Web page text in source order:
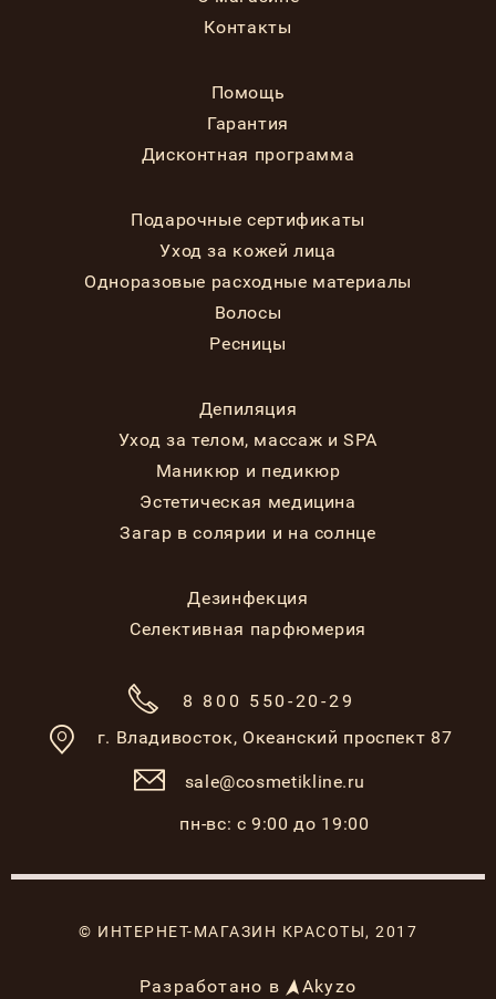
Контакты
Помощь
Гарантия
Дисконтная программа
Подарочные сертификаты
Уход за кожей лица
Одноразовые расходные материалы
Волосы
Ресницы
Депиляция
Уход за телом, массаж и SPA
Маникюр и педикюр
Эстетическая медицина
Загар в солярии и на солнце
Дезинфекция
Селективная парфюмерия
8 800 550-20-29
г. Владивосток, Океанский проспект 87
sale@cosmetikline.ru
пн-вс: с 9:00 до 19:00
© ИНТЕРНЕТ-МАГАЗИН КРАСОТЫ, 2017
Разработано в Akyzo